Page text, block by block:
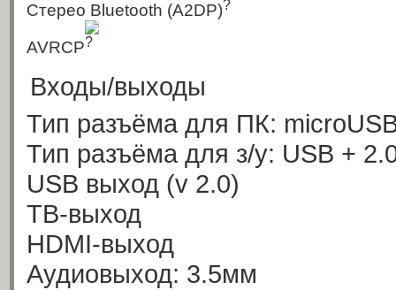
Стерео Bluetooth (A2DP)
AVRCP
Входы/выходы
Тип разъёма для ПК:
Тип разъёма для з/у: USB +
USB выход (v 2.0)
ТВ-выход
HDMI-выход
Аудиовыход: 3.5мм